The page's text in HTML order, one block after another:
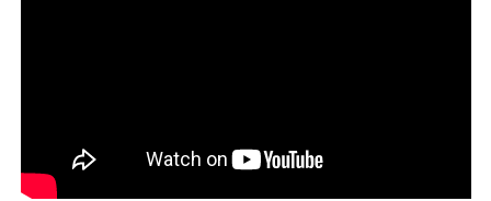
la cobardía.